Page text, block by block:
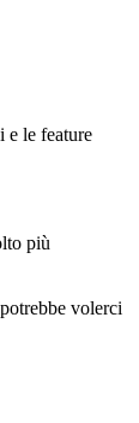
e le feature
più
volerci